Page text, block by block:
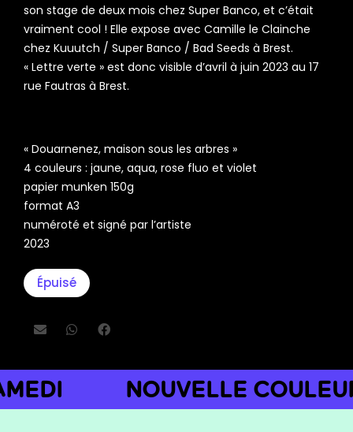
son stage de deux mois chez Super Banco, et c’était
vraiment cool ! Elle expose avec Camille le Clainche
chez Kuuutch / Super Banco / Bad Seeds à Brest.
« Lettre verte » est donc visible d’avril à juin 2023 au 17
rue Fautras à Brest.
« Douarnenez, maison sous les arbres »
4 couleurs : jaune, aqua, rose fluo et violet
papier munken 150g
format A3
numéroté et signé par l’artiste
2023
Épuisé
NOUVELLE COULEUR